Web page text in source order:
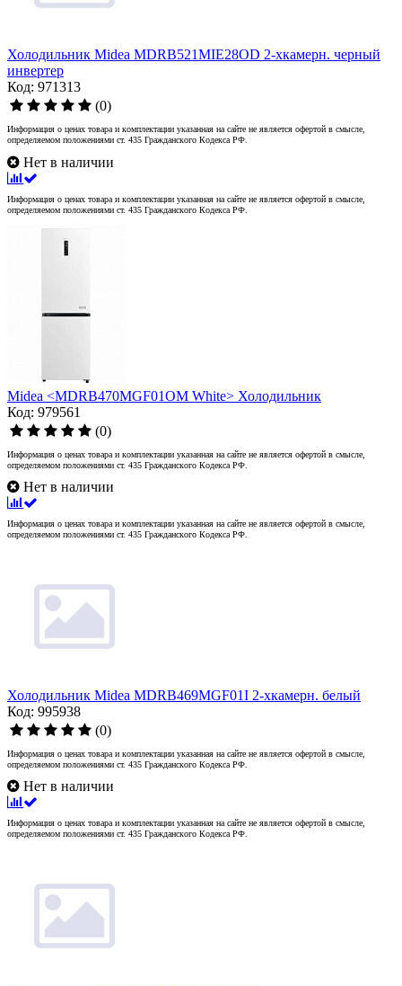
Холодильник Midea MDRB521MIE28OD 2-хкамерн. черный
инвертер
Код: 971313
(0)
Информация о ценах товара и комплектации указанная на сайте не является офертой в смысле,
определяемом положениями ст. 435 Гражданского Кодекса РФ.
Нет в наличии
Информация о ценах товара и комплектации указанная на сайте не является офертой в смысле,
определяемом положениями ст. 435 Гражданского Кодекса РФ.
Midea <MDRB470MGF01OM White> Холодильник
Код: 979561
(0)
Информация о ценах товара и комплектации указанная на сайте не является офертой в смысле,
определяемом положениями ст. 435 Гражданского Кодекса РФ.
Нет в наличии
Информация о ценах товара и комплектации указанная на сайте не является офертой в смысле,
определяемом положениями ст. 435 Гражданского Кодекса РФ.
Холодильник Midea MDRB469MGF01I 2-хкамерн. белый
Код: 995938
(0)
Информация о ценах товара и комплектации указанная на сайте не является офертой в смысле,
определяемом положениями ст. 435 Гражданского Кодекса РФ.
Нет в наличии
Информация о ценах товара и комплектации указанная на сайте не является офертой в смысле,
определяемом положениями ст. 435 Гражданского Кодекса РФ.